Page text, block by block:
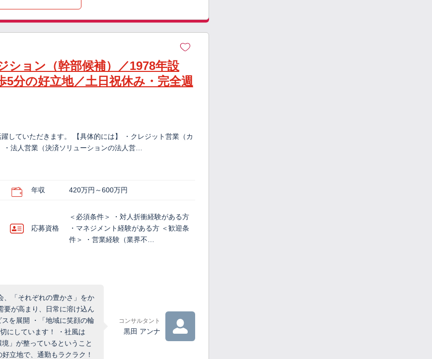
ション（幹部候補）／1978年設
分の好立地／土日祝休み・完全週
していただきます。 【具体的には】 ・クレジット営業（カ
法人営業（決済ソリューションの法人営…
年収 420万円～600万円
応募資格
＜必須条件＞ ・対人折衝経験がある方
・マネジメント経験がある方 ＜歓迎条
件＞ ・営業経験（業界不…
、「それぞれの豊かさ」をか
要が高まり、日常に溶け込ん
を展開 ・「地域に笑顔の輪
にしています！ ・社風は
」が整っているということ
立地で、通勤もラクラク！
コンサルタント
黒田 アンナ